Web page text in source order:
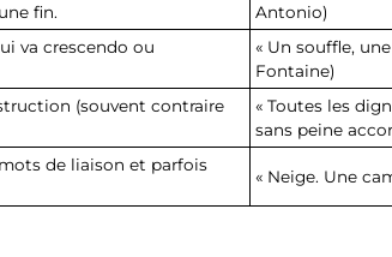
fin.
Antonio)
va crescendo ou
« Un souffle,
Fontaine)
(souvent contraire
« Toutes les
sans peine
de liaison et parfois
« Neige. Une